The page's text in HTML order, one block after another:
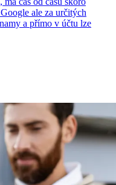
ale za určitých
a přímo v účtu lze